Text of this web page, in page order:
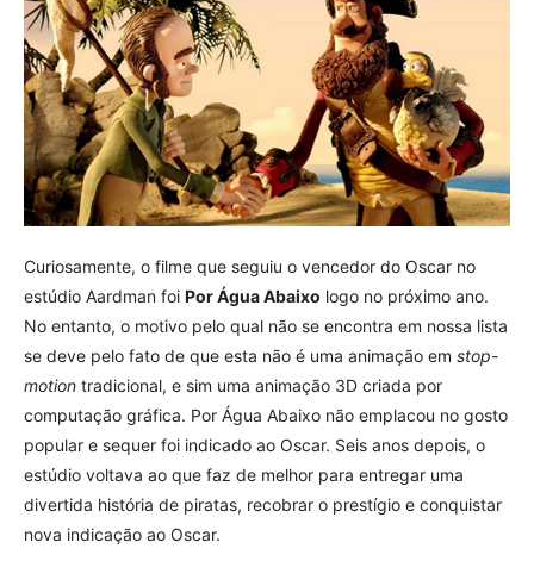
Curiosamente, o filme que seguiu o vencedor do Oscar no
estúdio Aardman foi Por Água Abaixo logo no próximo ano.
No entanto, o motivo pelo qual não se encontra em nossa lista
se deve pelo fato de que esta não é uma animação em stop-
motion tradicional, e sim uma animação 3D criada por
computação gráfica. Por Água Abaixo não emplacou no gosto
popular e sequer foi indicado ao Oscar. Seis anos depois, o
estúdio voltava ao que faz de melhor para entregar uma
divertida história de piratas, recobrar o prestígio e conquistar
nova indicação ao Oscar.